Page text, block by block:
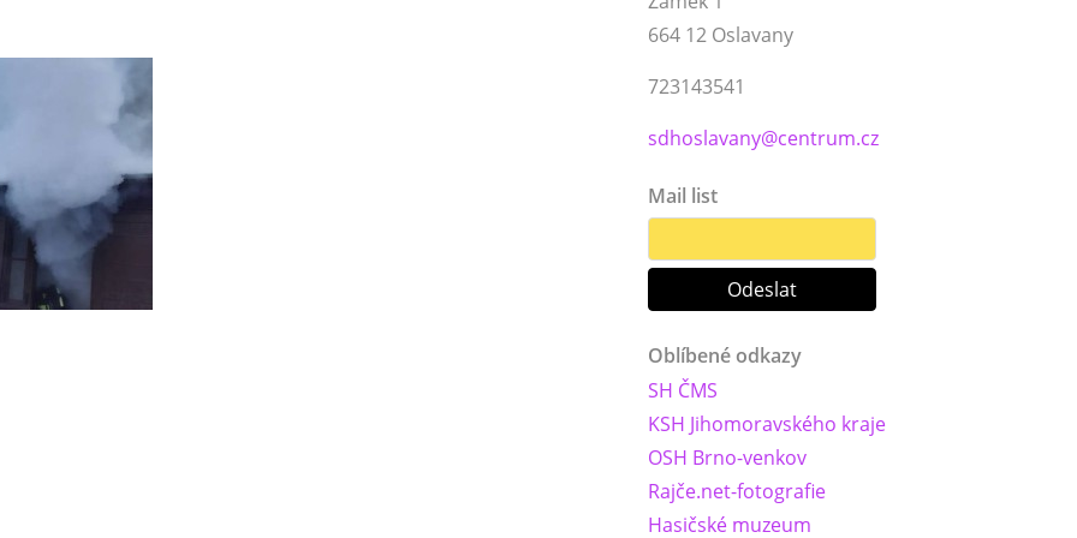
664 12 Oslavany
723143541
sdhoslavany@centrum.cz
Mail list
Oblíbené odkazy
SH ČMS
KSH Jihomoravského kraje
OSH Brno-venkov
Rajče.net-fotografie
Hasičské muzeum